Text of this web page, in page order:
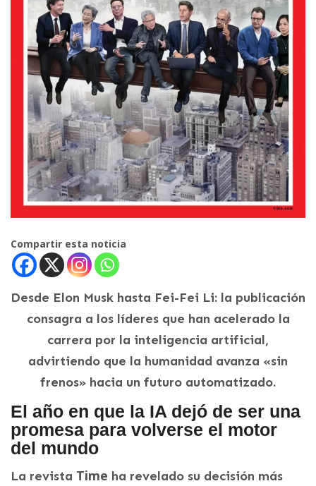
Compartir esta noticia
Desde Elon Musk hasta Fei-Fei Li: la publicación
consagra a los líderes que han acelerado la
carrera por la inteligencia artificial,
advirtiendo que la humanidad avanza «sin
frenos» hacia un futuro automatizado.
El año en que la IA dejó de ser una
promesa para volverse el motor
del mundo
La revista Time ha revelado su decisión más